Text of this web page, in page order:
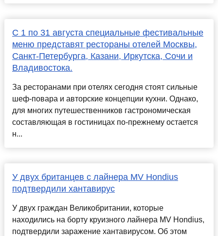
С 1 по 31 августа специальные фестивальные
меню представят рестораны отелей Москвы,
Санкт-Петербурга, Казани, Иркутска, Сочи и
Владивостока.
За ресторанами при отелях сегодня стоят сильные
шеф-повара и авторские концепции кухни. Однако,
для многих путешественников гастрономическая
составляющая в гостиницах по-прежнему остается
н...
У двух британцев с лайнера MV Hondius
подтвердили хантавирус
У двух граждан Великобритании, которые
находились на борту круизного лайнера MV Hondius,
подтвердили заражение хантавирусом. Об этом